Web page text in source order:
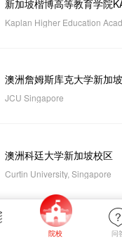
新加坡楷博高等教育学院
Kaplan Higher Education
澳洲詹姆斯库克大学新加
JCU Singapore
澳洲科廷大学新加坡校区
Curtin University, Singapore
新加坡管理发展学院MDIS
院校 问